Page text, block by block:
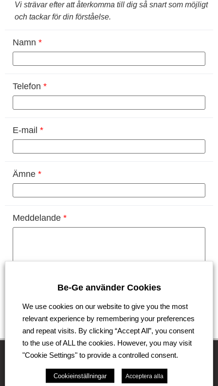
Vi strävar efter att återkomma till dig så snart som möjligt
och tackar för din förståelse.
Namn *
Telefon *
E-mail *
Ämne *
Meddelande *
Skicka
Be-Ge Koncernen
Be-Ge använder Cookies
We use cookies on our website to give you the most
relevant experience by remembering your preferences
and repeat visits. By clicking “Accept All”, you consent
to the use of ALL the cookies. However, you may visit
"Cookie Settings" to provide a controlled consent.
Cookieinställningar Acceptera alla